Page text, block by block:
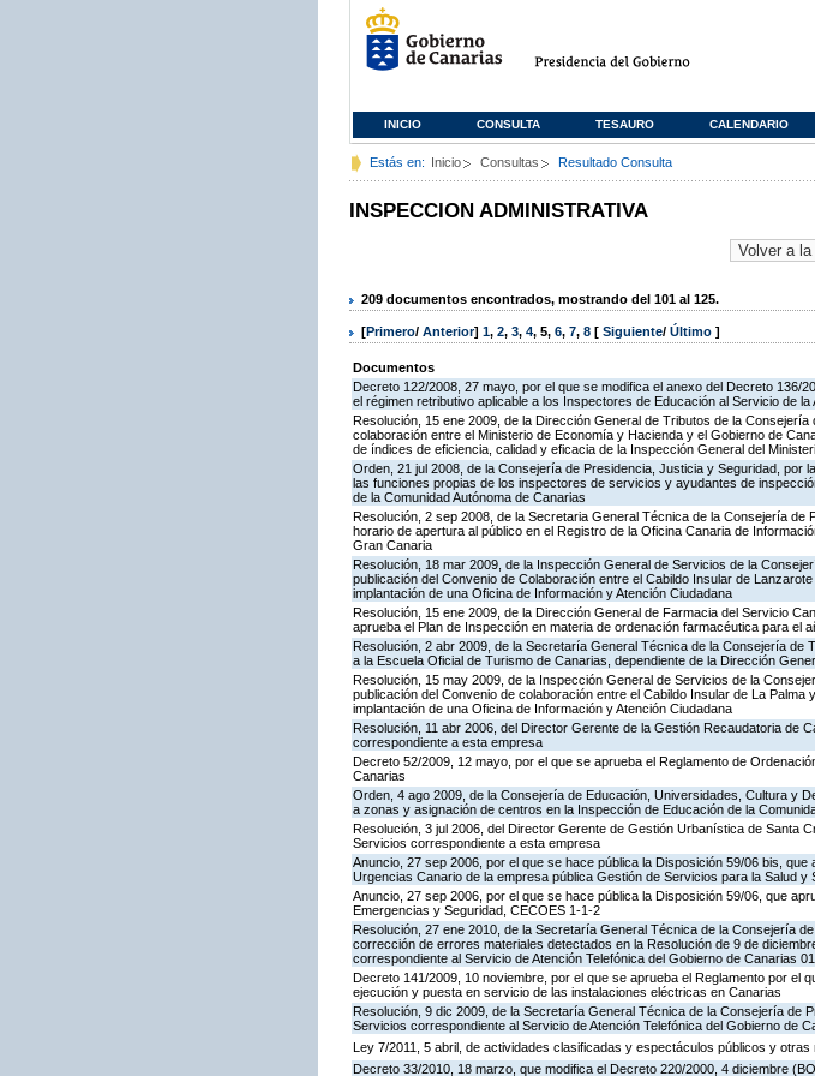
INICIO CONSULTA TESAURO CALENDARIO
Estás en: Inicio Consultas Resultado Consulta
INSPECCION ADMINISTRATIVA
209 documentos encontrados, mostrando del 101 al 125.
[Primero/ Anterior] 1, 2, 3, 4, 5, 6, 7, 8 [ Siguiente/ Último ]
Documentos
Decreto 122/2008, 27 mayo, por el que se modifica el anexo del Decreto 136/
el régimen retributivo aplicable a los Inspectores de Educación al Servicio de
Resolución, 15 ene 2009, de la Dirección General de Tributos de la
colaboración entre el Ministerio de Economía y Hacienda y el Gobierno de
de índices de eficiencia, calidad y eficacia de la Inspección General del
Orden, 21 jul 2008, de la Consejería de Presidencia, Justicia y Seguridad,
las funciones propias de los inspectores de servicios y ayudantes de
de la Comunidad Autónoma de Canarias
Resolución, 2 sep 2008, de la Secretaria General Técnica de la Consejería
horario de apertura al público en el Registro de la Oficina Canaria de
Gran Canaria
Resolución, 18 mar 2009, de la Inspección General de Servicios de la
publicación del Convenio de Colaboración entre el Cabildo Insular de
implantación de una Oficina de Información y Atención Ciudadana
Resolución, 15 ene 2009, de la Dirección General de Farmacia del Servicio
aprueba el Plan de Inspección en materia de ordenación farmacéutica para el
Resolución, 2 abr 2009, de la Secretaría General Técnica de la Consejería
a la Escuela Oficial de Turismo de Canarias, dependiente de la Dirección
Resolución, 15 may 2009, de la Inspección General de Servicios de la
publicación del Convenio de colaboración entre el Cabildo Insular de La
implantación de una Oficina de Información y Atención Ciudadana
Resolución, 11 abr 2006, del Director Gerente de la Gestión Recaudatoria de
correspondiente a esta empresa
Decreto 52/2009, 12 mayo, por el que se aprueba el Reglamento de
Canarias
Orden, 4 ago 2009, de la Consejería de Educación, Universidades, Cultura y
a zonas y asignación de centros en la Inspección de Educación de la
Resolución, 3 jul 2006, del Director Gerente de Gestión Urbanística de Santa
Servicios correspondiente a esta empresa
Anuncio, 27 sep 2006, por el que se hace pública la Disposición 59/06 bis,
Urgencias Canario de la empresa pública Gestión de Servicios para la Salud y
Anuncio, 27 sep 2006, por el que se hace pública la Disposición 59/06, que
Emergencias y Seguridad, CECOES 1-1-2
Resolución, 27 ene 2010, de la Secretaría General Técnica de la Consejería
corrección de errores materiales detectados en la Resolución de 9 de
correspondiente al Servicio de Atención Telefónica del Gobierno de Canarias
Decreto 141/2009, 10 noviembre, por el que se aprueba el Reglamento por el
ejecución y puesta en servicio de las instalaciones eléctricas en Canarias
Resolución, 9 dic 2009, de la Secretaría General Técnica de la Consejería de
Servicios correspondiente al Servicio de Atención Telefónica del Gobierno de
Ley 7/2011, 5 abril, de actividades clasificadas y espectáculos públicos y
Decreto 33/2010, 18 marzo, que modifica el Decreto 220/2000, 4 diciembre